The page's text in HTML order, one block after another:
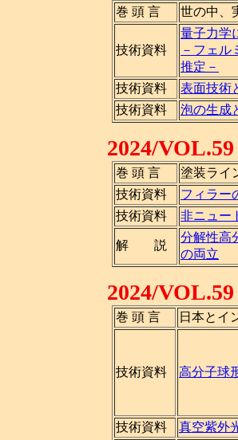
巻 頭 言 世の中、
技術資料
量子力学
－フェル
推定－
技術資料
表面技術
技術資料
泡の生成
2024/
巻 頭 言
塗装ライ
技術資料
フィラー
技術資料
非ニュー
解 説
分解性高
の両立
2024/
巻 頭 言 日本とイ
技術資料 高分子球
技術資料 真空紫外